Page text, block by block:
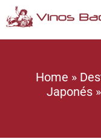
Home »
Japonés »